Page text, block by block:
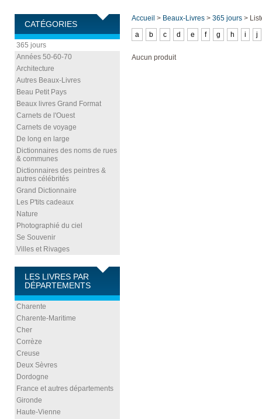
CATÉGORIES
365 jours
Années 50-60-70
Architecture
Autres Beaux-Livres
Beau Petit Pays
Beaux livres Grand Format
Carnets de l'Ouest
Carnets de voyage
De long en large
Dictionnaires des noms de rues
& communes
Dictionnaires des peintres &
autres célébrités
Grand Dictionnaire
Les P'tits cadeaux
Nature
Photographié du ciel
Se Souvenir
Villes et Rivages
LES LIVRES PAR
DÉPARTEMENTS
Charente
Charente-Maritime
Cher
Corrèze
Creuse
Deux Sèvres
Dordogne
France et autres départements
Gironde
Haute-Vienne
Accueil > Beaux-Livres > 365 jours >
a
b c d e f g h i j
Aucun produit